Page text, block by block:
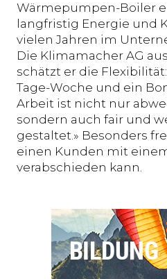
Wärmepumpen-Boiler
langfristig Energie und
vielen Jahren im
Die Klimamacher AG
schätzt er die
Tage-Woche und ein
Arbeit ist nicht nur
sondern auch fair und
gestaltet.» Besonders
einen Kunden mit
verabschieden kann.